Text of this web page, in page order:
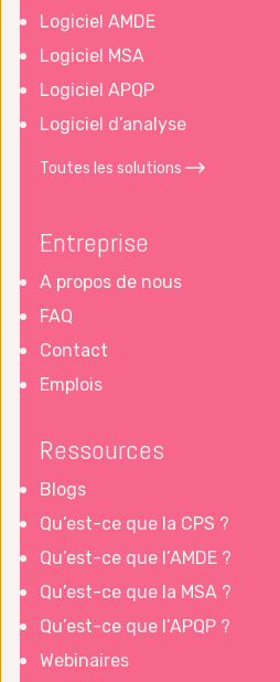
Logiciel AMDE
Logiciel MSA
Logiciel APQP
Logiciel d’analyse
Toutes les solutions
Entreprise
A propos de nous
FAQ
Contact
Emplois
Ressources
Blogs
Qu’est-ce que la CPS ?
Qu’est-ce que l’AMDE ?
Qu’est-ce que la MSA ?
Qu’est-ce que l’APQP ?
Webinaires